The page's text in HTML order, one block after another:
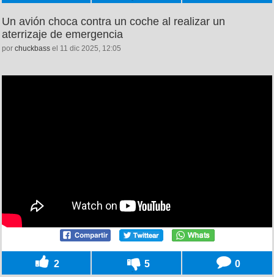
Un avión choca contra un coche al realizar un
aterrizaje de emergencia
por chuckbass el 11 dic 2025, 12:05
2 5 0